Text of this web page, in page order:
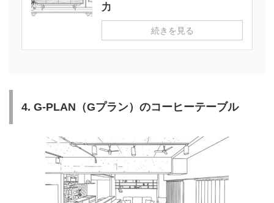
力
続きを見る
4. G-PLAN（Gプラン）のコーヒーテーブル